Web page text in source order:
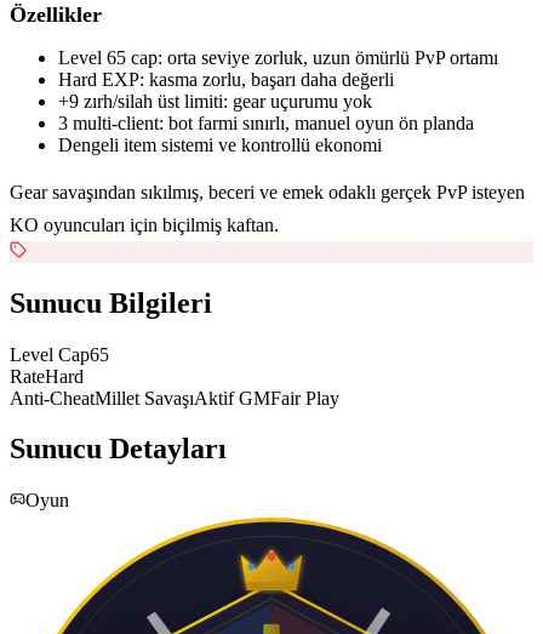
Özellikler
Level 65 cap: orta seviye zorluk, uzun ömürlü PvP ortamı
Hard EXP: kasma zorlu, başarı daha değerli
+9 zırh/silah üst limiti: gear uçurumu yok
3 multi-client: bot farmi sınırlı, manuel oyun ön planda
Dengeli item sistemi ve kontrollü ekonomi
Gear savaşından sıkılmış, beceri ve emek odaklı gerçek PvP isteyen
KO oyuncuları için biçilmiş kaftan.
Sunucu Bilgileri
Level Cap65
RateHard
Anti-CheatMillet SavaşıAktif GMFair Play
Sunucu Detayları
Oyun